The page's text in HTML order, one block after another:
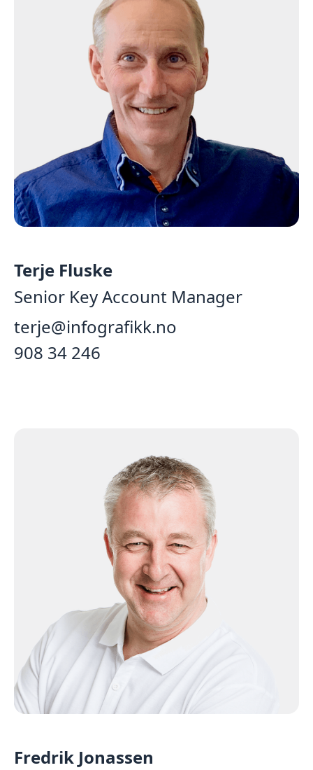
Terje Fluske
Senior Key Account Manager
terje@infografikk.no
908 34 246‬
Fredrik Jonassen